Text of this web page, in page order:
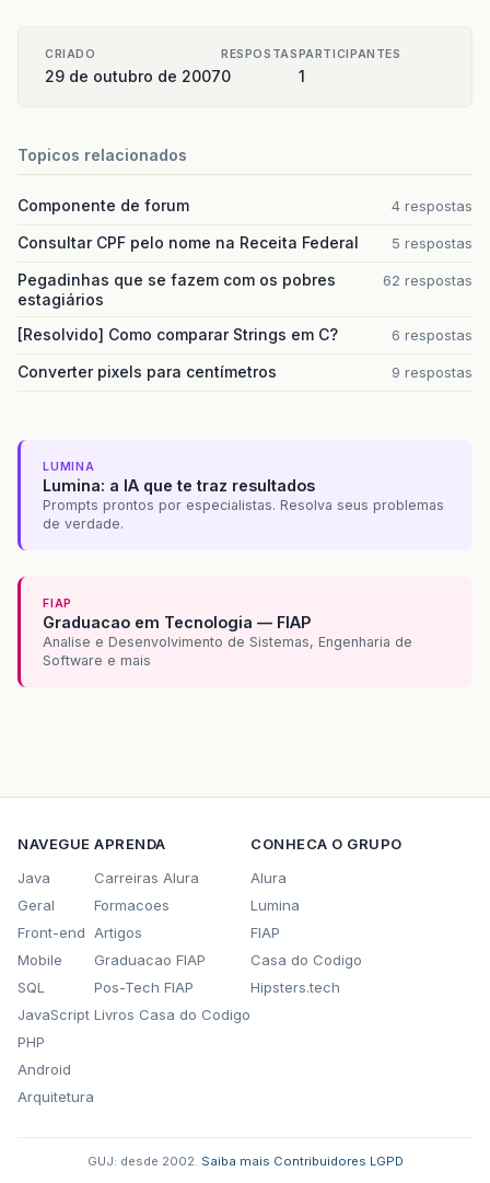
CRIADO
29 de outubro de 2007
RESPOSTAS
0
PARTICIPANTES
1
Topicos relacionados
Componente de forum 4 respostas
Consultar CPF pelo nome na Receita Federal 5 respostas
Pegadinhas que se fazem com os pobres
estagiários
62 respostas
[Resolvido] Como comparar Strings em C? 6 respostas
Converter pixels para centímetros 9 respostas
LUMINA
Lumina: a IA que te traz resultados
Prompts prontos por especialistas. Resolva seus problemas
de verdade.
FIAP
Graduacao em Tecnologia — FIAP
Analise e Desenvolvimento de Sistemas, Engenharia de
Software e mais
NAVEGUE
Java
Geral
Front-end
Mobile
SQL
JavaScript
PHP
Android
Arquitetura
APRENDA
Carreiras Alura
Formacoes
Artigos
Graduacao FIAP
Pos-Tech FIAP
Livros Casa do Codigo
CONHECA O GRUPO
Alura
Lumina
FIAP
Casa do Codigo
Hipsters.tech
GUJ: desde 2002. Saiba mais Contribuidores LGPD